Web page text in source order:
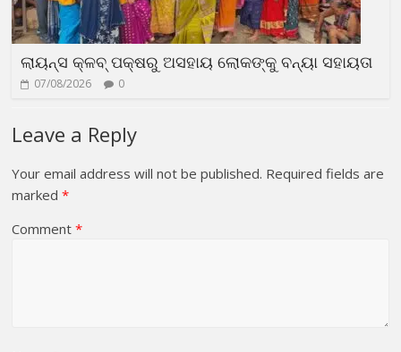
ଲାୟନ୍ସ କ୍ଳବ୍ ପକ୍ଷରୁ ଅସହାୟ ଲୋକଙ୍କୁ ବନ୍ୟା ସହାୟତା
07/08/2026 0
Leave a Reply
Your email address will not be published. Required fields are
marked*
Comment*